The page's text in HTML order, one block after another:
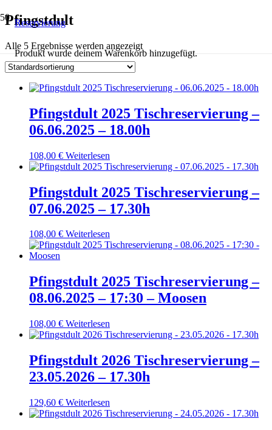
Reservierung
Produkt wurde deinem Warenkorb hinzugefügt.
Pfingstdult
Alle 5 Ergebnisse werden angezeigt
Pfingstdult 2025 Tischreservierung –
06.06.2025 – 18.00h
108,00 € Weiterlesen
Pfingstdult 2025 Tischreservierung –
07.06.2025 – 17.30h
108,00 € Weiterlesen
Pfingstdult 2025 Tischreservierung –
08.06.2025 – 17:30 – Moosen
108,00 € Weiterlesen
Pfingstdult 2026 Tischreservierung –
23.05.2026 – 17.30h
129,60 € Weiterlesen